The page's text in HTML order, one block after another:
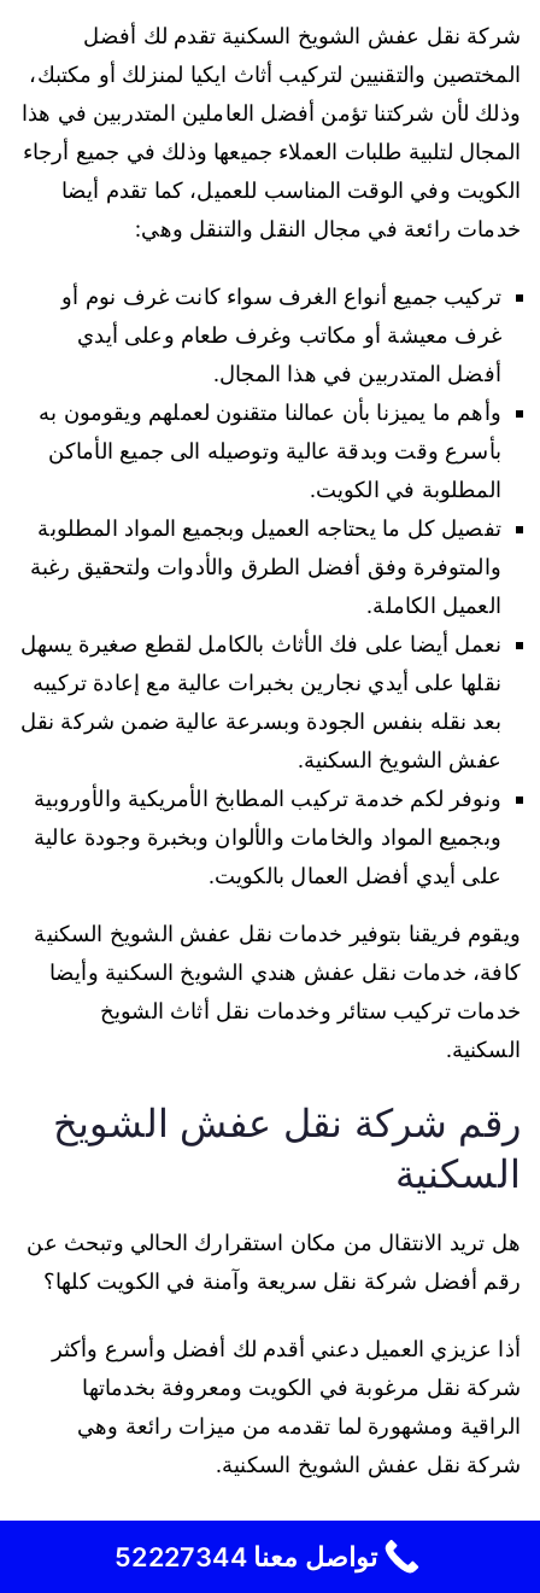
شركة نقل عفش الشويخ السكنية تقدم لك أفضل
المختصين والتقنيين لتركيب أثاث ايكيا لمنزلك أو مكتبك،
وذلك لأن شركتنا تؤمن أفضل العاملين المتدربين في هذا
المجال لتلبية طلبات العملاء جميعها وذلك في جميع أرجاء
الكويت وفي الوقت المناسب للعميل، كما تقدم أيضا
خدمات رائعة في مجال النقل والتنقل وهي:
تركيب جميع أنواع الغرف سواء كانت غرف نوم أو
غرف معيشة أو مكاتب وغرف طعام وعلى أيدي
أفضل المتدربين في هذا المجال.
وأهم ما يميزنا بأن عمالنا متقنون لعملهم ويقومون به
بأسرع وقت وبدقة عالية وتوصيله الى جميع الأماكن
المطلوبة في الكويت.
تفصيل كل ما يحتاجه العميل وبجميع المواد المطلوبة
والمتوفرة وفق أفضل الطرق والأدوات ولتحقيق رغبة
العميل الكاملة.
نعمل أيضا على فك الأثاث بالكامل لقطع صغيرة يسهل
نقلها على أيدي نجارين بخبرات عالية مع إعادة تركيبه
بعد نقله بنفس الجودة وبسرعة عالية ضمن شركة نقل
عفش الشويخ السكنية.
ونوفر لكم خدمة تركيب المطابخ الأمريكية والأوروبية
وبجميع المواد والخامات والألوان وبخبرة وجودة عالية
على أيدي أفضل العمال بالكويت.
ويقوم فريقنا بتوفير خدمات نقل عفش الشويخ السكنية
كافة، خدمات نقل عفش هندي الشويخ السكنية وأيضا
خدمات تركيب ستائر وخدمات نقل أثاث الشويخ
السكنية.
رقم شركة نقل عفش الشويخ
السكنية
هل تريد الانتقال من مكان استقرارك الحالي وتبحث عن
رقم أفضل شركة نقل سريعة وآمنة في الكويت كلها؟
أذا عزيزي العميل دعني أقدم لك أفضل وأسرع وأكثر
شركة نقل مرغوبة في الكويت ومعروفة بخدماتها
الراقية ومشهورة لما تقدمه من ميزات رائعة وهي
شركة نقل عفش الشويخ السكنية.
عفش الشويخ السكنية المتواجد على صفحاتنا في مواقع
تواصل معنا 52227344